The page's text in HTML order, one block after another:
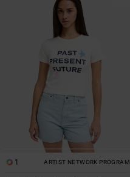
1 ARTIST NETWORK PROGRAM